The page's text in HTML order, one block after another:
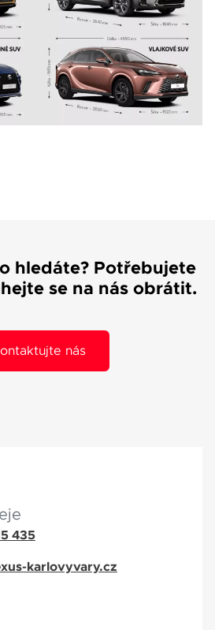
hledáte? Potřebujete
se na nás obrátit.
nás
435
karlovyvary.cz